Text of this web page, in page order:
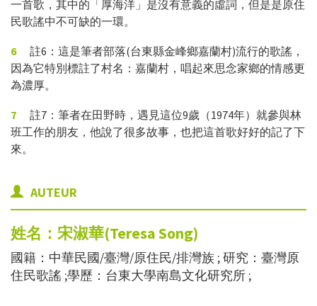
一首歌，其中的「厚海洋」是沒有意義的虛詞，但是是原住
民歌謠中不可缺的一環。
6
註6：這是筆者部落(台東縣金峰鄉嘉蘭村)流行的歌謠，
因為它特別標註了村名：嘉蘭村，唱起來思念家鄉的情感更
為濃厚。
7
註7：筆者在田野時，遇見這位9歲（1974年）就參與林
班工作的朋友，他說了很多故事，也把這首歌好好的記了下
來。
AUTEUR
姓名：宋淑華(TeresaSong)
國籍：中華民國/臺灣/原住民/排灣族 ; 研究：臺灣原
住民歌謠 ;學歷：台東大學南島文化研究所 ;